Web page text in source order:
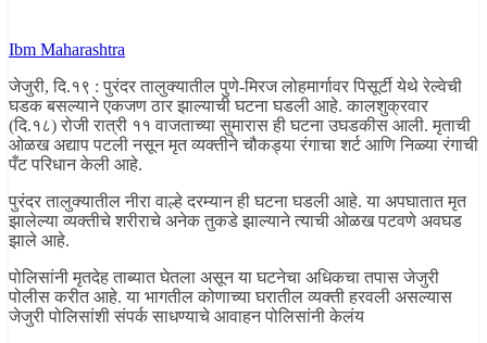
Ibm Maharashtra
जेजुरी, दि.१९ : पुरंदर तालुक्यातील पुणे-मिरज लोहमार्गावर पिसूर्टी येथे रेल्वेची
घडक बसल्याने एकजण ठार झाल्याची घटना घडली आहे. कालशुक्रवार
(दि.१८) रोजी रात्री ११ वाजताच्या सुमारास ही घटना उघडकीस आली. मृताची
ओळख अद्याप पटली नसून मृत व्यक्तीने चौकड्या रंगाचा शर्ट आणि निळ्या रंगाची
पँट परिधान केली आहे.
पुरंदर तालुक्यातील नीरा वाल्हे दरम्यान ही घटना घडली आहे. या अपघातात मृत
झालेल्या व्यक्तीचे शरीराचे अनेक तुकडे झाल्याने त्याची ओळख पटवणे अवघड
झाले आहे.
पोलिसांनी मृतदेह ताब्यात घेतला असून या घटनेचा अधिकचा तपास जेजुरी
पोलीस करीत आहे. या भागतील कोणाच्या घरातील व्यक्ती हरवली असल्यास
जेजुरी पोलिसांशी संपर्क साधण्याचे आवाहन पोलिसांनी केलंय